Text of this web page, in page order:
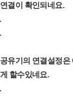
연결이 확인되네요.
공유기의 연결설정은
게 할수있네요.